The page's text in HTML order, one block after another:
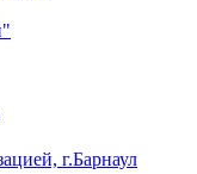
г.Барнаул